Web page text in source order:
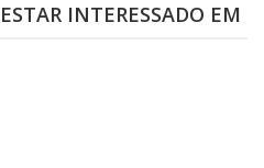
INTERESSADO EM